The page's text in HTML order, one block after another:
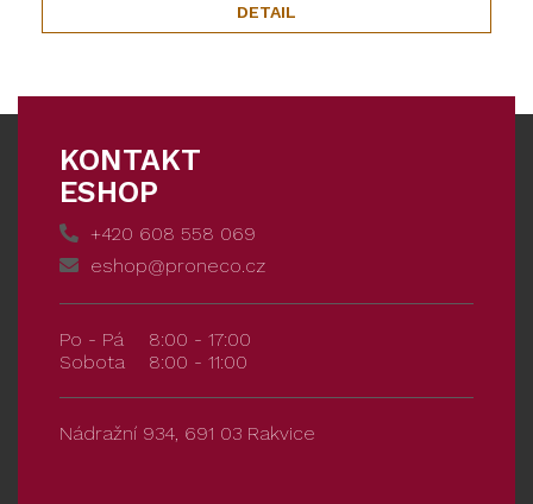
DETAIL
KONTAKT
ESHOP
+420 608 558 069
eshop@proneco.cz
Po - Pá
8:00 - 17:00
Sobota
8:00 - 11:00
Nádražní 934, 691 03 Rakvice